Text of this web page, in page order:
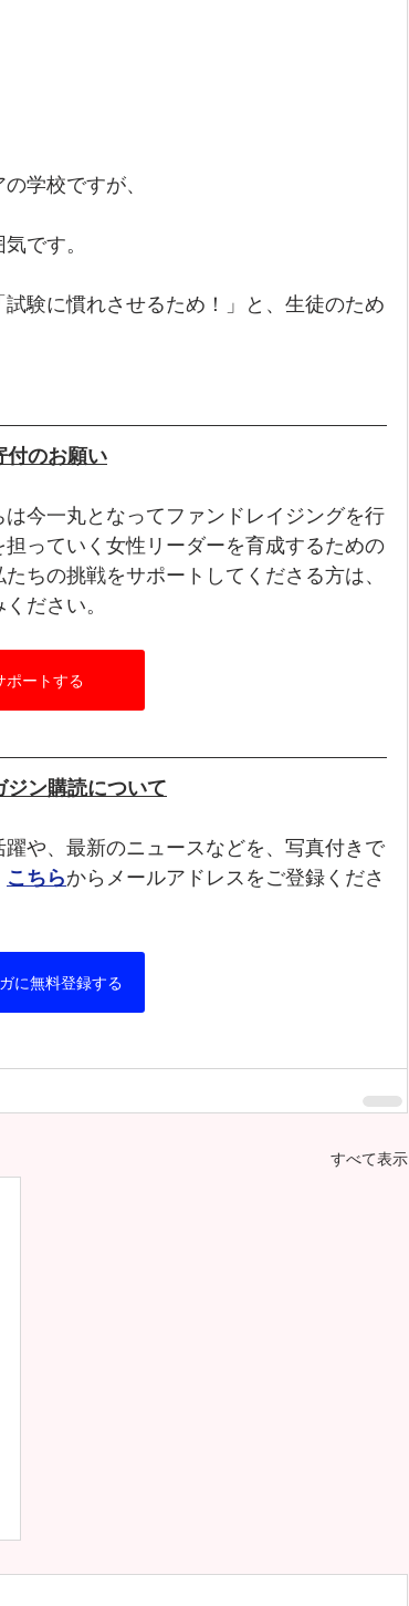
学校ですが、
です。
験に慣れさせるため！」と、生徒のため
付のお願い
今一丸となってファンドレイジングを行
っていく女性リーダーを育成するための
ちの挑戦をサポートしてくださる方は、
ださい。
ポートする
ジン購読について
や、最新のニュースなどを、写真付きで
こちらからメールアドレスをご登録くださ
に無料登録する
すべて表示